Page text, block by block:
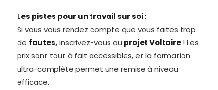
Les pistes pour un travail sur soi :
Si vous vous rendez compte que vous faites trop
de fautes,inscrivez-vous au projet Voltaire ! Les
prix sont tout à fait accessibles, et la formation
ultra-complète permet une remise à niveau
efficace.